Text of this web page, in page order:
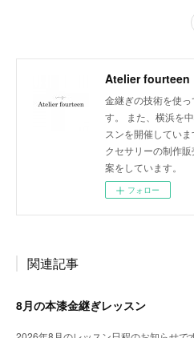
Atelier fourteen
金継ぎの技術を使
す。 また、横浜を
スンを開催してい
クセサリーの制作
案をしています。
フォロー
関連記事
8月の本漆金継ぎレッスン